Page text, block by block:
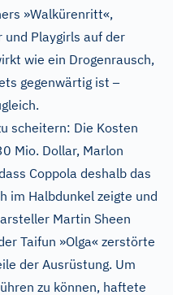
»Walkürenritt«,
Playgirls auf der
wie ein Drogenrausch,
gegenwärtig ist–
scheitern: Die Kosten
Mio. Dollar, Marlon
Coppola deshalb das
im Halbdunkel zeigte und
Martin Sheen
Taifun »Olga« zerstörte
der Ausrüstung. Um
zu können, haftete